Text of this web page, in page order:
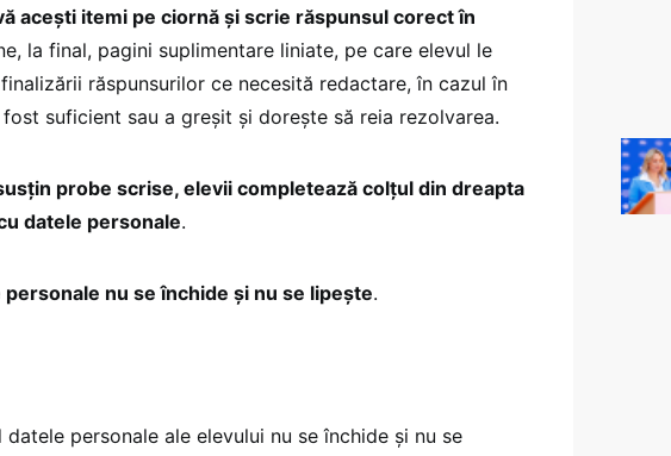
aceşti itemi pe ciornă şi scrie răspunsul corect în
la final, pagini suplimentare liniate, pe care elevul le
răspunsurilor ce necesită redactare, în cazul în
suficient sau a greşit şi doreşte să reia rezolvarea.
probe scrise, elevii completează colțul din dreapta
datele personale.
nu se închide și nu se lipește.
personale ale elevului nu se închide și nu se